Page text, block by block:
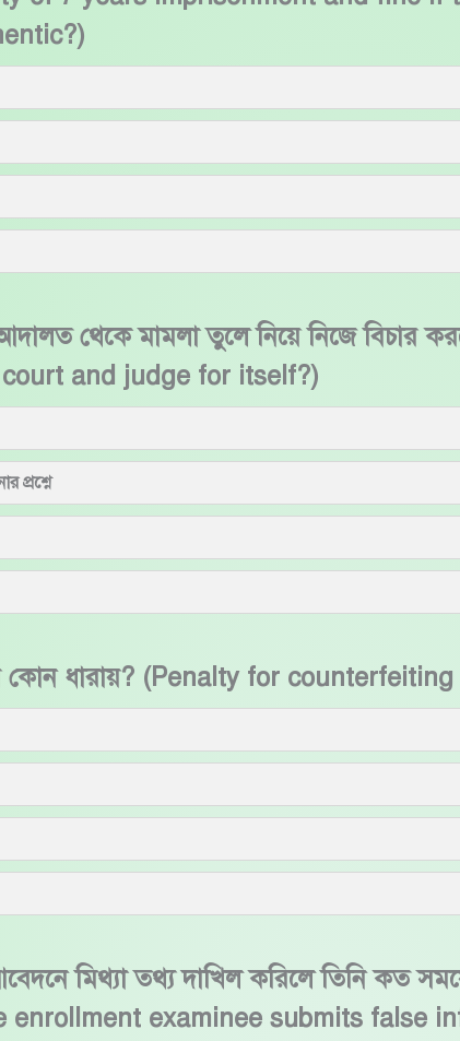
আদালত থেকে মামলা তুলে নিয়ে নিজে
and judge for itself?)
প্রশ্নে
কোন ধারায়? (Penalty for
মিথ্যা তথ্য দাখিল করিলে তিনি কত
enrollment examinee submits false